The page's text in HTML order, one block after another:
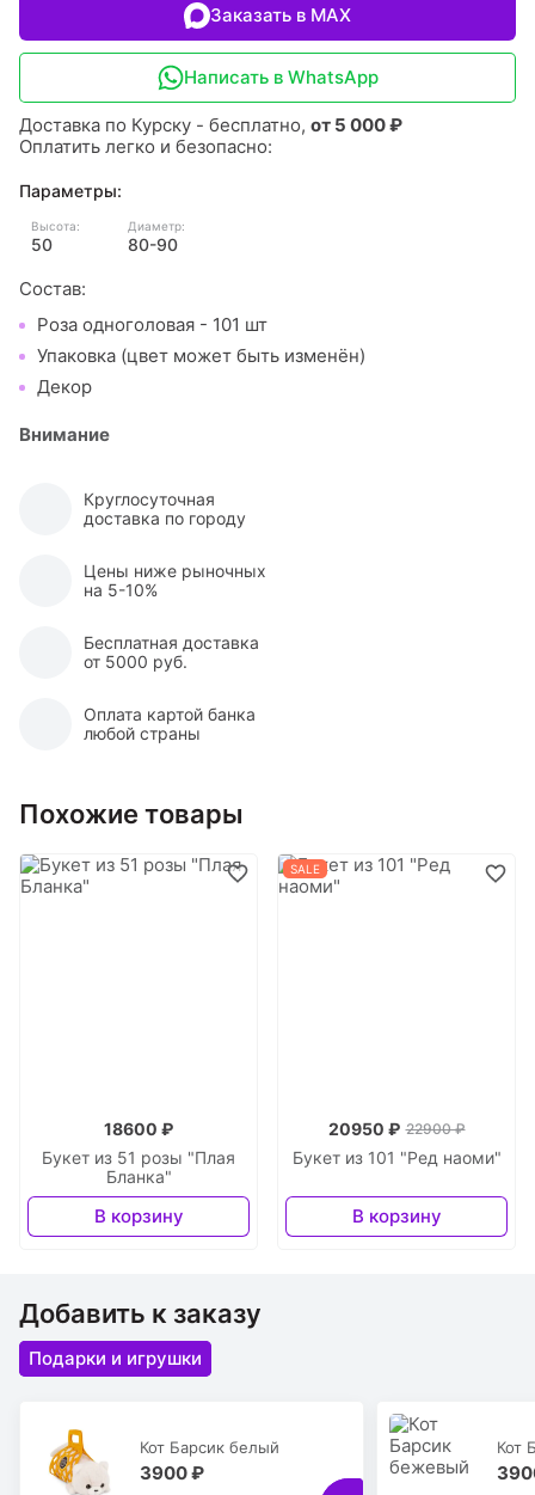
Заказать в MAX
Написать в WhatsApp
Доставка по Курску - бесплатно, от 5 000 ₽
Оплатить легко и безопасно:
Параметры:
Высота:
50
Диаметр:
80-90
Состав:
Роза одноголовая - 101 шт
Упаковка (цвет может быть изменён)
Декор
Внимание
Круглосуточная
доставка по городу
Цены ниже рыночных
на 5-10%
Бесплатная доставка
от 5000 руб.
Оплата картой банка
любой страны
Похожие товары
Букет из 51 розы "Плая
Бланка"
18600 ₽
В корзину
SALE
Букет из 101 "Ред наоми"
20950 ₽ 22900 ₽
В корзину
Добавить к заказу
Подарки и игрушки
Кот Барсик белый
3900 ₽
Кот